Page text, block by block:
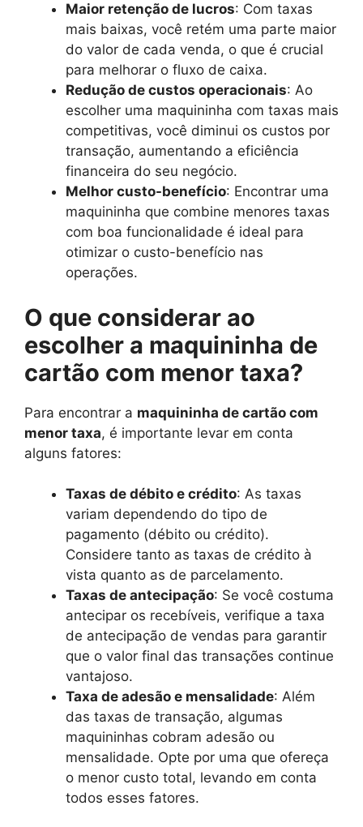
Maior retenção de lucros: Com taxas
mais baixas, você retém uma parte maior
do valor de cada venda, o que é crucial
para melhorar o fluxo de caixa.
Redução de custos operacionais: Ao
escolher uma maquininha com taxas mais
competitivas, você diminui os custos por
transação, aumentando a eficiência
financeira do seu negócio.
Melhor custo-benefício: Encontrar uma
maquininha que combine menores taxas
com boa funcionalidade é ideal para
otimizar o custo-benefício nas
operações.
O que considerar ao
escolher a maquininha de
cartão com menor taxa?
Para encontrar a maquininha de cartão com
menor taxa, é importante levar em conta
alguns fatores:
Taxas de débito e crédito: As taxas
variam dependendo do tipo de
pagamento (débito ou crédito).
Considere tanto as taxas de crédito à
vista quanto as de parcelamento.
Taxas de antecipação: Se você costuma
antecipar os recebíveis, verifique a taxa
de antecipação de vendas para garantir
que o valor final das transações continue
vantajoso.
Taxa de adesão e mensalidade: Além
das taxas de transação, algumas
maquininhas cobram adesão ou
mensalidade. Opte por uma que ofereça
o menor custo total, levando em conta
todos esses fatores.